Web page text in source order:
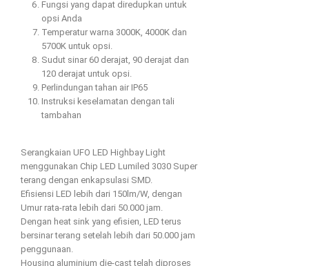
Fungsi yang dapat diredupkan untuk
opsi Anda
Temperatur warna 3000K, 4000K dan
5700K untuk opsi.
Sudut sinar 60 derajat, 90 derajat dan
120 derajat untuk opsi.
Perlindungan tahan air IP65
Instruksi keselamatan dengan tali
tambahan
Serangkaian UFO LED Highbay Light
menggunakan Chip LED Lumiled 3030 Super
terang dengan enkapsulasi SMD.
Efisiensi LED lebih dari 150lm/W, dengan
Umur rata-rata lebih dari 50.000 jam.
Dengan heat sink yang efisien, LED terus
bersinar terang setelah lebih dari 50.000 jam
penggunaan.
Housing aluminium die-cast telah diproses